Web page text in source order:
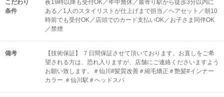
こだわり
条件
夜19時以降も受付OK／年中無休／最寄り駅から徒歩3分以内に
ある／1人のスタイリストが仕上げまで担当／ヘアセット／朝10
時前でも受付OK／店頭でのカード支払いOK／お子さま同伴OK
／禁煙
備考
【技術保証】 ７日間保証させて頂いております。お直しをご希
望される方は、恐れ入りますが、店舗にご連絡くださいますよう
お願い致します。＃仙川#髪質改善＃縮毛矯正＃艶髪#インナー
カラー ＃仙川駅＃ヘッドスパ